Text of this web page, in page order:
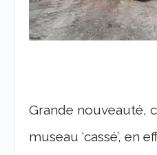
Grande nouveauté,
museau ‘cassé’, en